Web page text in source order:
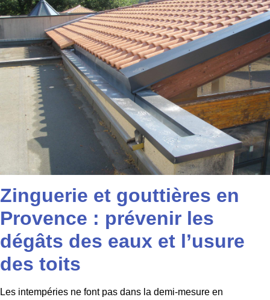
Zinguerie et gouttières en
Provence : prévenir les
dégâts des eaux et l’usure
des toits
Les intempéries ne font pas dans la demi-mesure en